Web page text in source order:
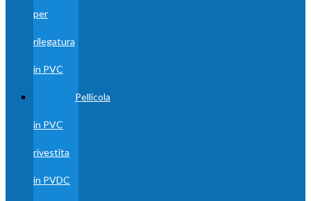
per
rilegatura
in PVC
Pellicola
in PVC
rivestita
in PVDC